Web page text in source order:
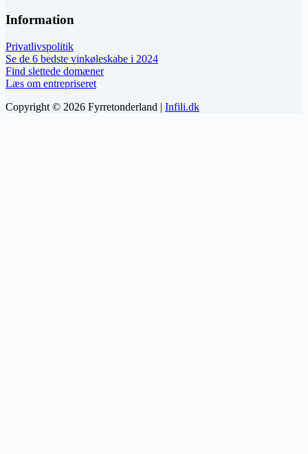
Information
Privatlivspolitik
Se de 6 bedste vinkøleskabe i 2024
Find slettede domæner
Læs om entrepriseret
Copyright © 2026 Fyrretonderland | Infili.dk